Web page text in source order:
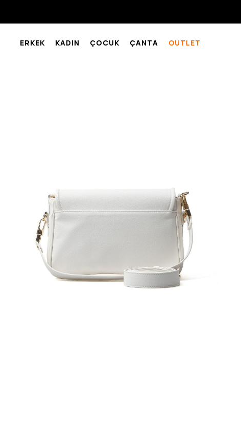
ERKEK KADIN ÇOCUK ÇANTA OUTLET